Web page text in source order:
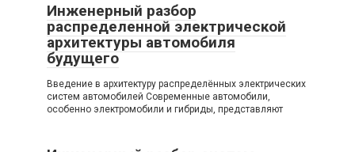
Инженерный разбор
распределенной электрической
архитектуры автомобиля
будущего
Введение в архитектуру распределённых электрических
систем автомобилей Современные автомобили,
особенно электромобили и гибриды, представляют